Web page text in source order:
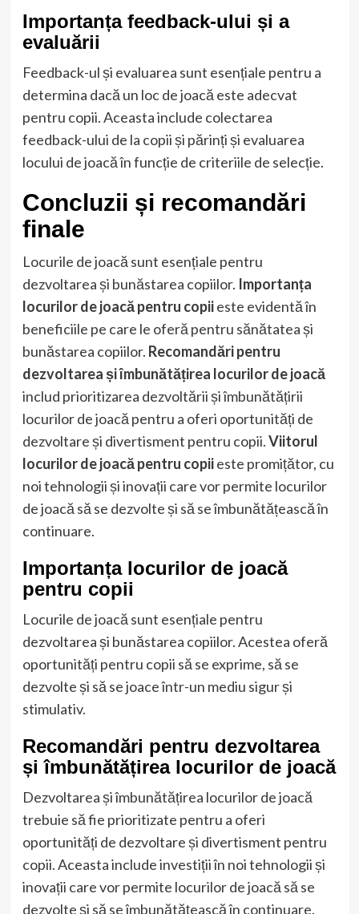
Importanța feedback-ului și a
evaluării
Feedback-ul și evaluarea sunt esențiale pentru a
determina dacă un loc de joacă este adecvat
pentru copii. Aceasta include colectarea
feedback-ului de la copii și părinți și evaluarea
locului de joacă în funcție de criteriile de selecție.
Concluzii și recomandări
finale
Locurile de joacă sunt esențiale pentru
dezvoltarea și bunăstarea copiilor. Importanța
locurilor de joacă pentru copiieste evidentă în
beneficiile pe care le oferă pentru sănătatea și
bunăstarea copiilor. Recomandări pentru
dezvoltarea și îmbunătățirea locurilor de joacă
includ prioritizarea dezvoltării și îmbunătățirii
locurilor de joacă pentru a oferi oportunități de
dezvoltare și divertisment pentru copii.Viitorul
locurilor de joacă pentru copiieste promițător, cu
noi tehnologii și inovații care vor permite locurilor
de joacă să se dezvolte și să se îmbunătățească în
continuare.
Importanța locurilor de joacă
pentru copii
Locurile de joacă sunt esențiale pentru
dezvoltarea și bunăstarea copiilor. Acestea oferă
oportunități pentru copii să se exprime, să se
dezvolte și să se joace într-un mediu sigur și
stimulativ.
Recomandări pentru dezvoltarea
și îmbunătățirea locurilor de joacă
Dezvoltarea și îmbunătățirea locurilor de joacă
trebuie să fie prioritizate pentru a oferi
oportunități de dezvoltare și divertisment pentru
copii. Aceasta include investiții în noi tehnologii și
inovații care vor permite locurilor de joacă să se
dezvolte și să se îmbunătățească în continuare.